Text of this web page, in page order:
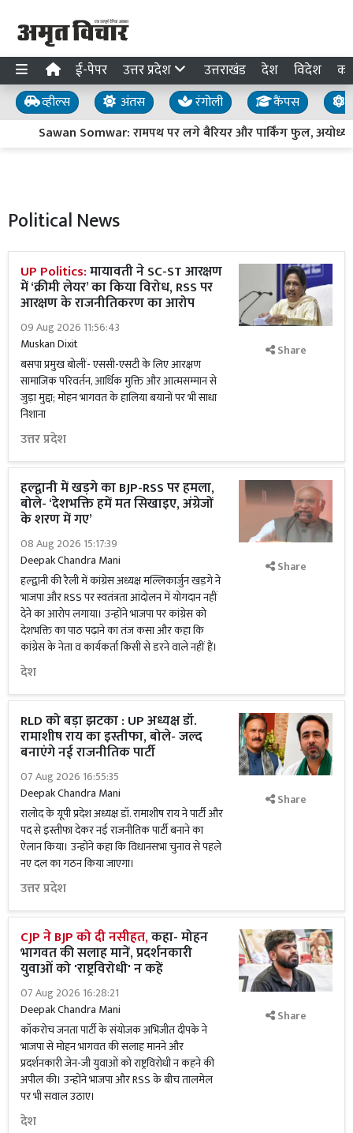
ई-पेपर उत्तर प्रदेश उत्तराखंड देश विदेश
व्हील्स अंतस रंगोली कैंपस
Sawan Somwar: रामपथ पर लगे बैरियर और पार्किंग फुल, अयोध्या
Political News
UP Politics:मायावती ने SC-ST आरक्षण
में ‘क्रीमी लेयर’ का किया विरोध, RSS पर
आरक्षण के राजनीतिकरण का आरोप
09 Aug 2026 11:56:43
Muskan Dixit
बसपा प्रमुख बोलीं- एससी-एसटी के लिए आरक्षण
सामाजिक परिवर्तन, आर्थिक मुक्ति और आत्मसम्मान से
जुड़ा मुद्दा; मोहन भागवत के हालिया बयानों पर भी साधा
निशाना
उत्तर प्रदेश
Share
हल्द्वानी में खड़गे का BJP-RSS पर हमला,
बोले- ‘देशभक्ति हमें मत सिखाइए, अंग्रेजों
के शरण में गए’
08 Aug 2026 15:17:39
Deepak Chandra Mani
हल्द्वानी की रैली में कांग्रेस अध्यक्ष मल्लिकार्जुन खड़गे ने
भाजपा और RSS पर स्वतंत्रता आंदोलन में योगदान नहीं
देने का आरोप लगाया। उन्होंने भाजपा पर कांग्रेस को
देशभक्ति का पाठ पढ़ाने का तंज कसा और कहा कि
कांग्रेस के नेता व कार्यकर्ता किसी से डरने वाले नहीं हैं।
देश
Share
RLD को बड़ा झटका : UP अध्यक्ष डॉ.
रामाशीष राय का इस्तीफा, बोले- जल्द
बनाएंगे नई राजनीतिक पार्टी
07 Aug 2026 16:55:35
Deepak Chandra Mani
रालोद के यूपी प्रदेश अध्यक्ष डॉ. रामाशीष राय ने पार्टी और
पद से इस्तीफा देकर नई राजनीतिक पार्टी बनाने का
ऐलान किया। उन्होंने कहा कि विधानसभा चुनाव से पहले
नए दल का गठन किया जाएगा।
उत्तर प्रदेश
Share
CJP ने BJP को दी नसीहत,कहा- मोहन
भागवत की सलाह मानें, प्रदर्शनकारी
युवाओं को 'राष्ट्रविरोधी' न कहें
07 Aug 2026 16:28:21
Deepak Chandra Mani
कॉकरोच जनता पार्टी के संयोजक अभिजीत दीपके ने
भाजपा से मोहन भागवत की सलाह मानने और
प्रदर्शनकारी जेन-जी युवाओं को राष्ट्रविरोधी न कहने की
अपील की। उन्होंने भाजपा और RSS के बीच तालमेल
पर भी सवाल उठाए।
देश
Share